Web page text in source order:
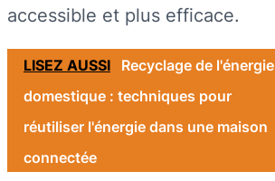
accessible et plus efficace.
LISEZ AUSSI
Recyclage de l'énergie
domestique : techniques pour
réutiliser l'énergie dans une maison
connectée